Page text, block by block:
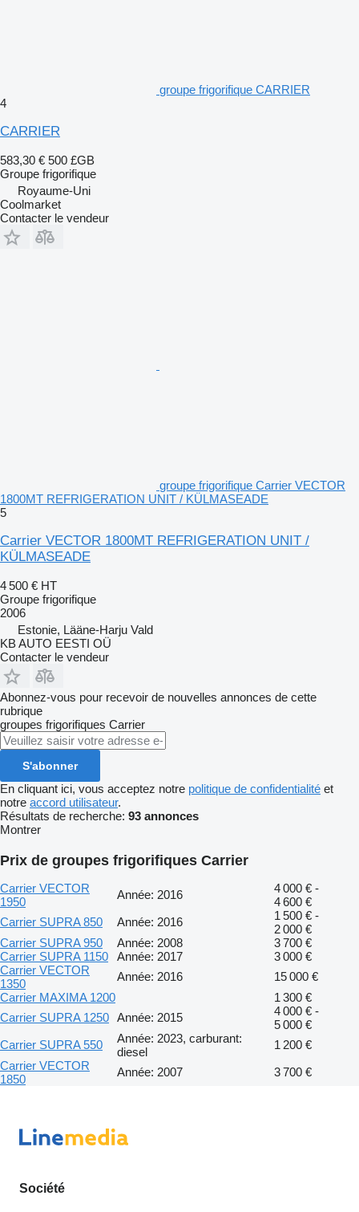
groupe frigorifique CARRIER
4
CARRIER
583,30 € 500 £GB
Groupe frigorifique
Royaume-Uni
Coolmarket
Contacter le vendeur
groupe frigorifique Carrier VECTOR
1800MT REFRIGERATION UNIT / KÜLMASEADE
5
Carrier VECTOR 1800MT REFRIGERATION UNIT /
KÜLMASEADE
4 500 € HT
Groupe frigorifique
2006
Estonie, Lääne-Harju Vald
KB AUTO EESTI OÜ
Contacter le vendeur
Abonnez-vous pour recevoir de nouvelles annonces de cette
rubrique
groupes frigorifiques Carrier
S'abonner
En cliquant ici, vous acceptez notre politique de confidentialité et
notre accord utilisateur.
Résultats de recherche: 93 annonces
Montrer
Prix de groupes frigorifiques Carrier
Carrier VECTOR
1950
Année: 2016
4 000 € -
4 600 €
Carrier SUPRA 850
Année: 2016
1 500 € -
2 000 €
Carrier SUPRA 950
Année: 2008
3 700 €
Carrier SUPRA 1150
Année: 2017
3 000 €
Carrier VECTOR
1350
Année: 2016
15 000 €
Carrier MAXIMA 1200
1 300 €
Carrier SUPRA 1250 Année: 2015
4 000 € -
5 000 €
Carrier SUPRA 550
Année: 2023, carburant:
diesel
1 200 €
Carrier VECTOR
1850
Année: 2007 3 700 €
Société